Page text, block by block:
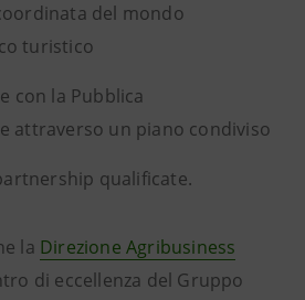
del mondo
turistico
con la Pubblica
attraverso un piano condiviso
qualificate.
la Direzione Agribusiness
di eccellenza del Gruppo